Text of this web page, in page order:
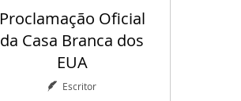
Proclamação Oficial
da Casa Branca dos
EUA
Escritor